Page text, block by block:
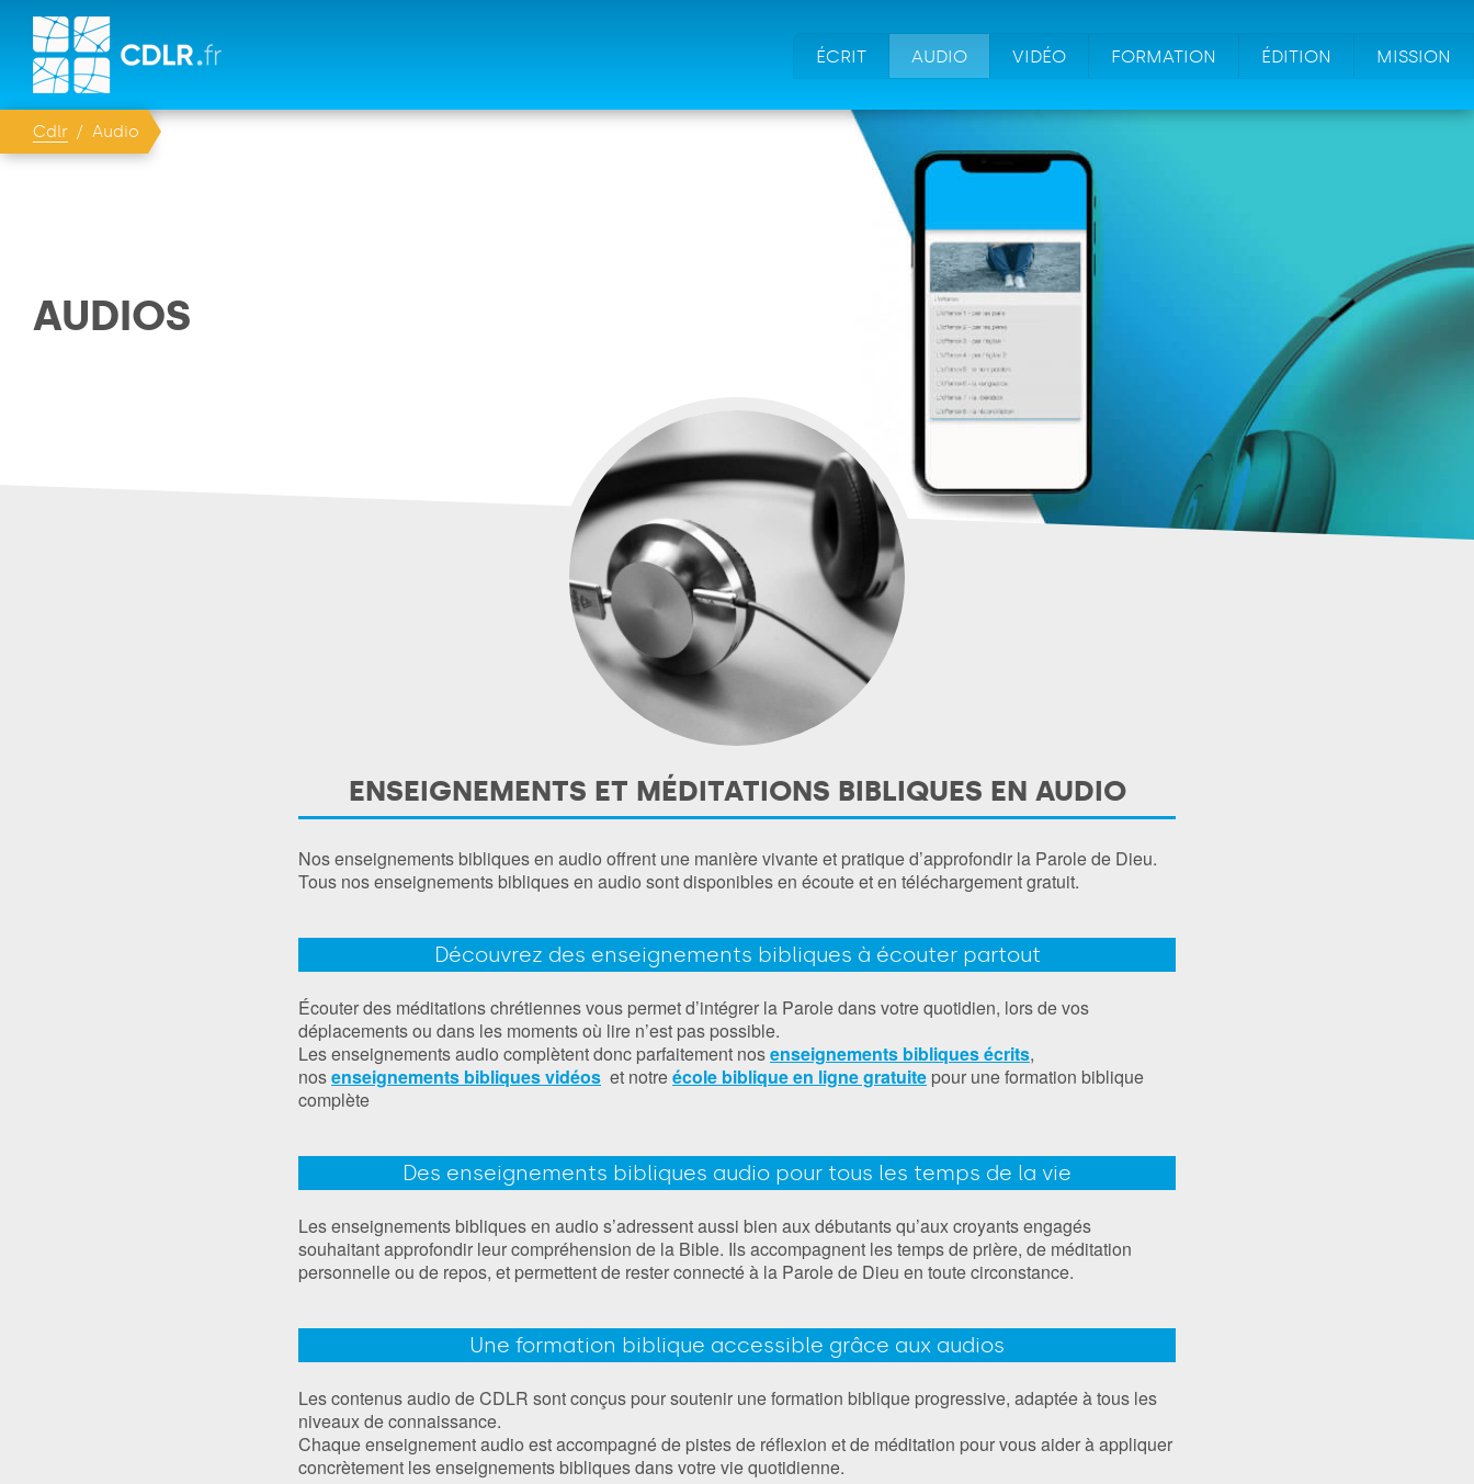
ÉCRIT AUDIO VIDÉO FORMATION ÉDITION MISSION
Cdlr Audio
AUDIOS
ENSEIGNEMENTS ET MÉDITATIONS BIBLIQUES EN AUDIO
Nos enseignements bibliques en audio offrent une manière vivante et pratique d’approfondir la Parole de Dieu.
Tous nos enseignements bibliques en audio sont disponibles en écoute et en téléchargement gratuit.
Découvrez des enseignements bibliques à écouter partout
Écouter des méditations chrétiennes vous permet d’intégrer la Parole dans votre quotidien, lors de vos
déplacements ou dans les moments où lire n’est pas possible.
Les enseignements audio complètent donc parfaitement nosenseignements bibliques écrits,
nosenseignements bibliques vidéos et notreécole biblique en ligne gratuite pour une formation biblique
complète
Des enseignements bibliques audio pour tous les temps de la vie
Les enseignements bibliques en audio s’adressent aussi bien aux débutants qu’aux croyants engagés
souhaitant approfondir leur compréhension de la Bible. Ils accompagnent les temps de prière, de méditation
personnelle ou de repos, et permettent de rester connecté à la Parole de Dieu en toute circonstance.
Une formation biblique accessible grâce aux audios
Les contenus audio de CDLR sont conçus pour soutenir une formation biblique progressive, adaptée à tous les
niveaux de connaissance.
Chaque enseignement audio est accompagné de pistes de réflexion et de méditation pour vous aider à appliquer
concrètement les enseignements bibliques dans votre vie quotidienne.